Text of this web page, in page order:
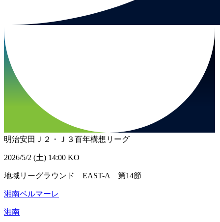
明治安田Ｊ２・Ｊ３百年構想リーグ
2026/5/2 (土) 14:00 KO
地域リーグラウンド EAST-A 第14節
湘南ベルマーレ
湘南